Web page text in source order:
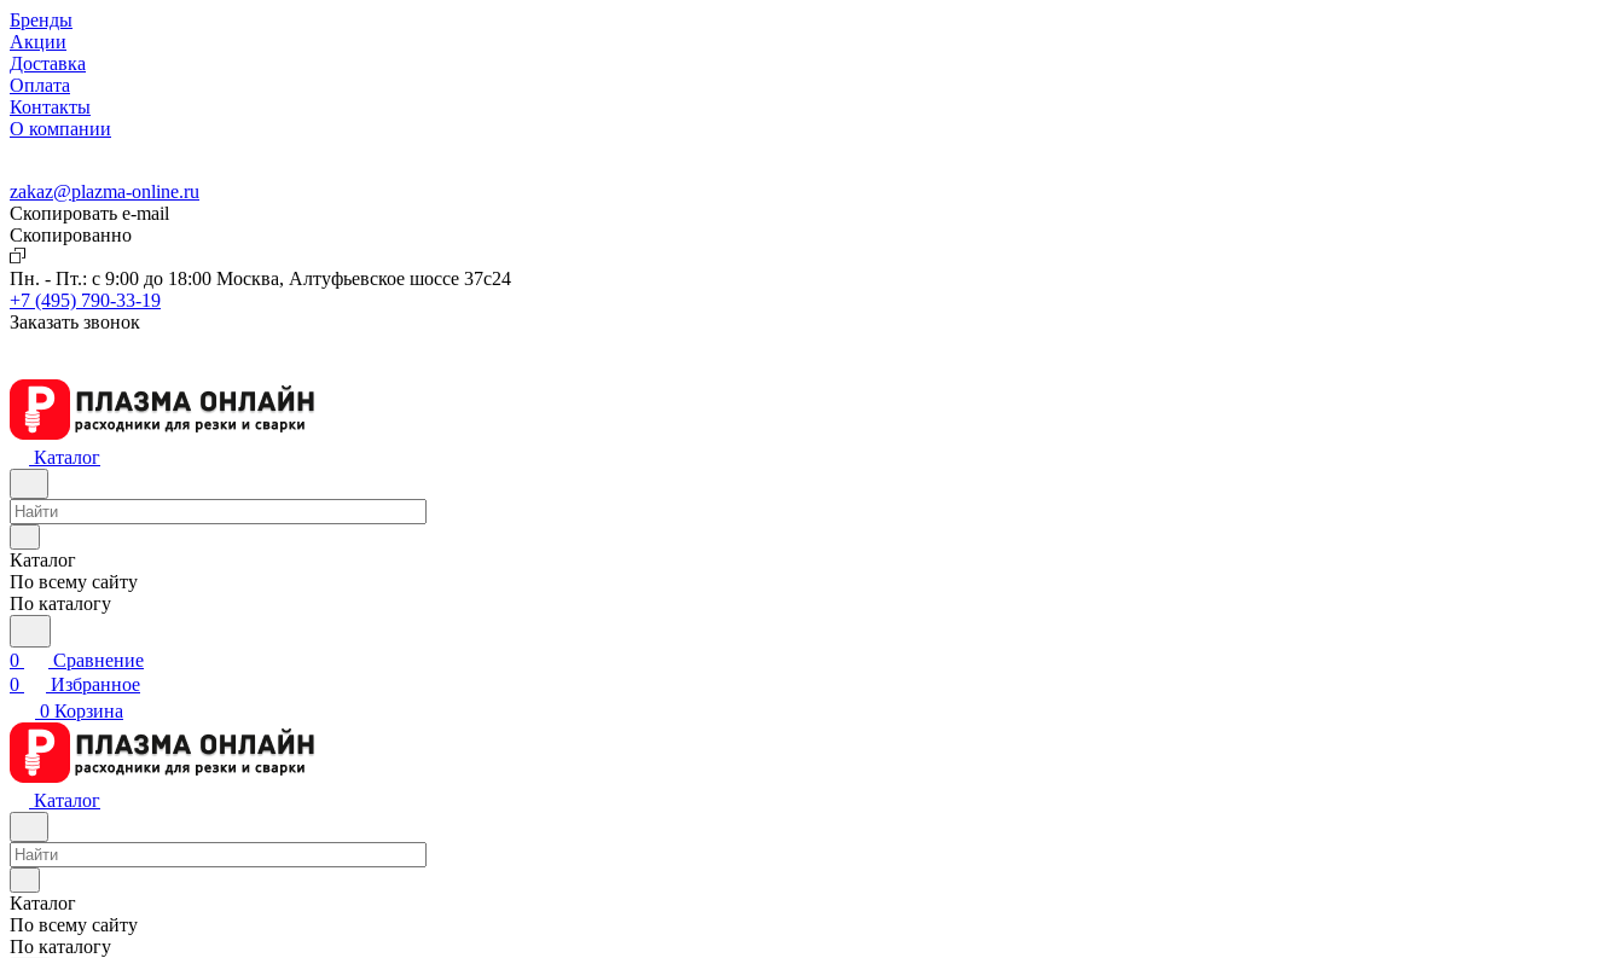
Бренды
Акции
Доставка
Оплата
Контакты
О компании
zakaz@plazma-online.ru
Скопировать e-mail
Cкопированно
Пн. - Пт.: с 9:00 до 18:00 Москва, Алтуфьевское шоссе 37с24
+7 (495) 790-33-19
Заказать звонок
Каталог
Каталог
По всему сайту
По каталогу
0
Сравнение
0
Избранное
0 Корзина
Каталог
Каталог
По всему сайту
По каталогу